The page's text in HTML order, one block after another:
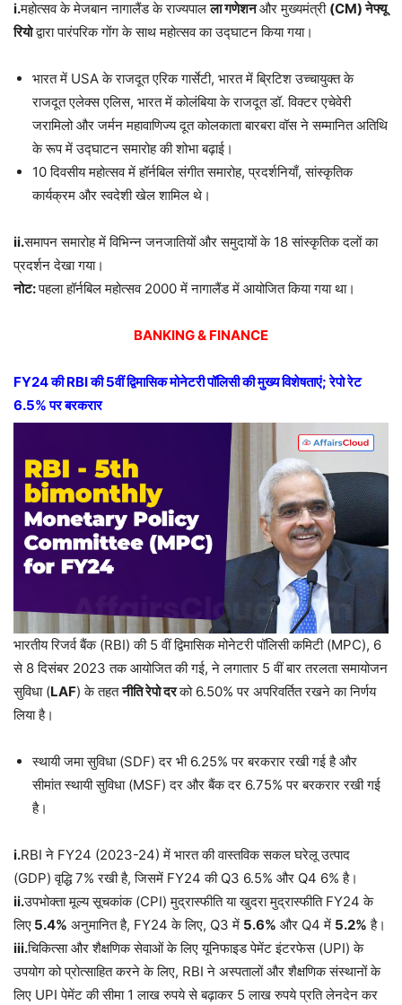
i.महोत्सव के मेजबान नागालैंड के राज्यपालला गणेशनऔर मुख्यमंत्री (CM) नेफ्यू
रियोद्वारा पारंपरिक गोंग के साथ महोत्सव का उद्घाटन किया गया।
भारत में USA के राजदूत एरिक गार्सेटी, भारत में ब्रिटिश उच्चायुक्त के
राजदूत एलेक्स एलिस, भारत में कोलंबिया के राजदूत डॉ. विक्टर एचेवेरी
जरामिलो और जर्मन महावाणिज्य दूत कोलकाता बारबरा वॉस ने सम्मानित अतिथि
के रूप में उद्घाटन समारोह की शोभा बढ़ाई।
10 दिवसीय महोत्सव में हॉर्नबिल संगीत समारोह, प्रदर्शनियाँ, सांस्कृतिक
कार्यक्रम और स्वदेशी खेल शामिल थे।
ii.समापन समारोह में विभिन्न जनजातियों और समुदायों के 18 सांस्कृतिक दलों का
प्रदर्शन देखा गया।
नोट:पहला हॉर्नबिल महोत्सव 2000 में नागालैंड में आयोजित किया गया था।
BANKING & FINANCE
FY24 की RBI की 5वीं द्विमासिक मोनेटरी पॉलिसी की मुख्य विशेषताएं; रेपो रेट
6.5% पर बरकरार
भारतीय रिजर्व बैंक (RBI) की 5 वीं द्विमासिक मोनेटरी पॉलिसी कमिटी (MPC), 6
से 8 दिसंबर 2023 तक आयोजित की गई, ने लगातार 5 वीं बार तरलता समायोजन
सुविधा (LAF) के तहतनीति रेपो दरको 6.50% पर अपरिवर्तित रखने का निर्णय
लिया है।
स्थायी जमा सुविधा (SDF) दर भी 6.25% पर बरकरार रखी गई है और
सीमांत स्थायी सुविधा (MSF) दर और बैंक दर 6.75% पर बरकरार रखी गई
है।
i.RBI ने FY24 (2023-24) में भारत की वास्तविक सकल घरेलू उत्पाद
(GDP) वृद्धि 7% रखी है, जिसमें FY24 की Q3 6.5% और Q4 6% है।
ii.उपभोक्ता मूल्य सूचकांक (CPI) मुद्रास्फीति या खुदरा मुद्रास्फीति FY24 के
लिए 5.4% अनुमानित है, FY24 के लिए, Q3 में 5.6% और Q4 में 5.2% है।
iii.चिकित्सा और शैक्षणिक सेवाओं के लिए यूनिफाइड पेमेंट इंटरफेस (UPI) के
उपयोग को प्रोत्साहित करने के लिए, RBI ने अस्पतालों और शैक्षणिक संस्थानों के
लिए UPI पेमेंट की सीमा 1 लाख रुपये से बढ़ाकर 5 लाख रुपये प्रति लेनदेन कर